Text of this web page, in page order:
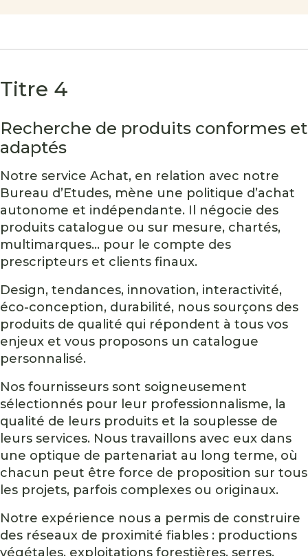
Titre 4
Recherche de produits conformes et
adaptés
Notre service Achat, en relation avec notre
Bureau d’Etudes, mène une politique d’achat
autonome et indépendante. Il négocie des
produits catalogue ou sur mesure, chartés,
multimarques... pour le compte des
prescripteurs et clients finaux.
Design, tendances, innovation, interactivité,
éco-conception, durabilité, nous sourçons des
produits de qualité qui répondent à tous vos
enjeux et vous proposons un catalogue
personnalisé.
Nos fournisseurs sont soigneusement
sélectionnés pour leur professionnalisme, la
qualité de leurs produits et la souplesse de
leurs services. Nous travaillons avec eux dans
une optique de partenariat au long terme, où
chacun peut être force de proposition sur tous
les projets, parfois complexes ou originaux.
Notre expérience nous a permis de construire
des réseaux de proximité fiables : productions
végétales, exploitations forestières, serres,